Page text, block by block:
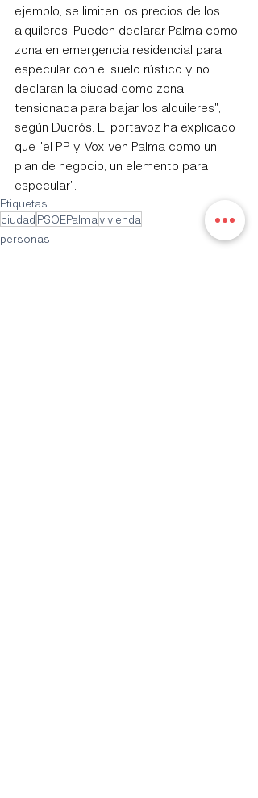
ejemplo, se limiten los precios de los
alquileres. Pueden declarar Palma como
zona en emergencia residencial para
especular con el suelo rústico y no
declaran la ciudad como zona
tensionada para bajar los alquileres",
según Ducrós. El portavoz ha explicado
que "el PP y Vox ven Palma como un
plan de negocio, un elemento para
especular".
Etiquetas:
ciudad PSOEPalmavivienda
personas
barrios